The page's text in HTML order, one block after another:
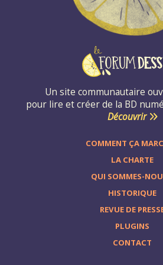
Un site communautaire
pour lire et créer de la BD
Découvrir
COMMENT ÇA
LA CHARTE
QUI SOMMES-
HISTORIQUE
REVUE DE
PLUGINS
CONTACT